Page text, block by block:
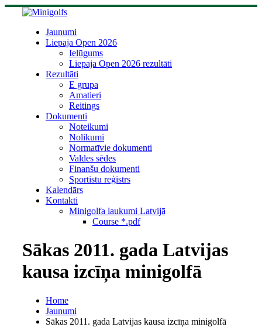
Skip
Jaunumi
Liepaja Open 2026
Ielūgums
Liepaja Open 2026 rezultāti
Rezultāti
E grupa
Amatieri
Reitings
Dokumenti
Noteikumi
Nolikumi
Normatīvie dokumenti
Valdes sēdes
Finanšu dokumenti
Sportistu reģistrs
Kalendārs
Kontakti
Minigolfa laukumi Latvijā
Course *.pdf
Sākas 2011. gada Latvijas
kausa izcīņa minigolfā
Home
Jaunumi
Sākas 2011. gada Latvijas kausa izcīņa minigolfā